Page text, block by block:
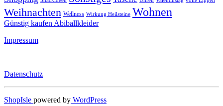
Weihnachten Wellness Wirkung Heilsteine Wohnen
Günstig kaufen Abiballkleider
Impressum
Datenschutz
ShopIsle powered by WordPress